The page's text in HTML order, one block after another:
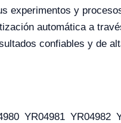
experimentos y
automática a
confiables y de
YR04981 YR04982